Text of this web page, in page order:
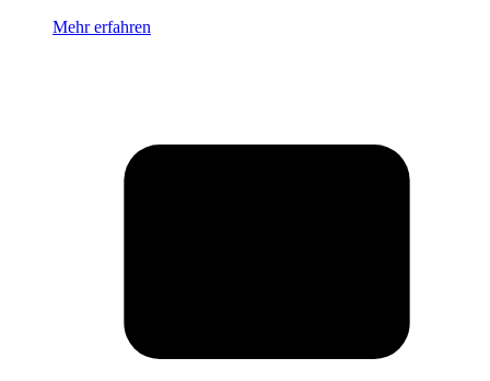
Mehr erfahren